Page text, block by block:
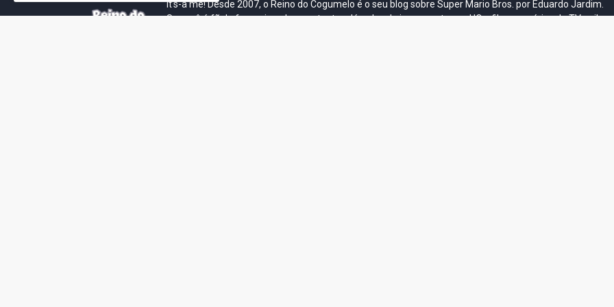
It's-a me! Desde 2007, o Reino do Cogumelo é o seu blog sobre Super Mario Bros. por Eduardo Jardim.
Se você é fã da franquia e de suas tantas décadas de jogos, cartoons, HQs, filmes e séries de TV, saiba